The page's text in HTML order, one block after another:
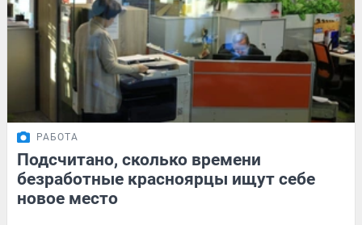
РАБОТА
Подсчитано, сколько времени
безработные красноярцы ищут себе
новое место